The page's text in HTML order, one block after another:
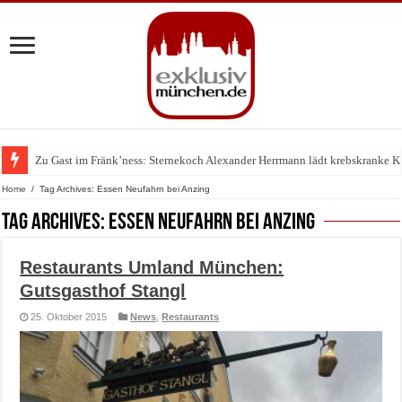
Zu Gast im Fränk’ness: Sternekoch Alexander Herrmann lädt krebskranke
Warum München gerade zum Treffpunkt der Lingerie-Branche wurde
Home / Tag Archives: Essen Neufahrn bei Anzing
Tag Archives: Essen Neufahrn bei Anzing
Restaurants Umland München:
Gutsgasthof Stangl
25. Oktober 2015 News ,Restaurants